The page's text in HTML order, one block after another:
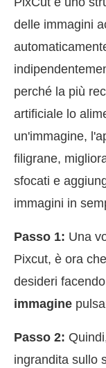
delle immagini
perché la più
artificiale lo
un'immagine,
filigrane,
sfocati e
immagini in
Passo 1: Una
Pixcut, è ora
desideri
immagine
Passo 2:
ingrandita sullo